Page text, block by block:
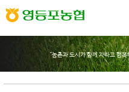
"농촌과 도시가 함께 자라고 행복